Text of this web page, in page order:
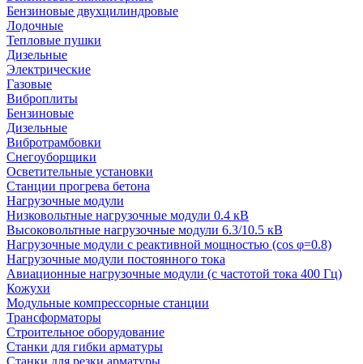
Бензиновые двухцилиндровые
Лодочные
Тепловые пушки
Дизельные
Электрические
Газовые
Виброплиты
Бензиновые
Дизельные
Вибротрамбовки
Снегоуборщики
Осветительные установки
Станции прогрева бетона
Нагрузочные модули
Низковольтные нагрузочные модули 0.4 кВ
Высоковольтные нагрузочные модули 6.3/10.5 кВ
Нагрузочные модули с реактивной мощностью (cos φ=0.8)
Нагрузочные модули постоянного тока
Авиационные нагрузочные модули (с частотой тока 400 Гц)
Кожухи
Модульные компрессорные станции
Трансформаторы
Строительное оборудование
Станки для гибки арматуры
Станки для резки арматуры